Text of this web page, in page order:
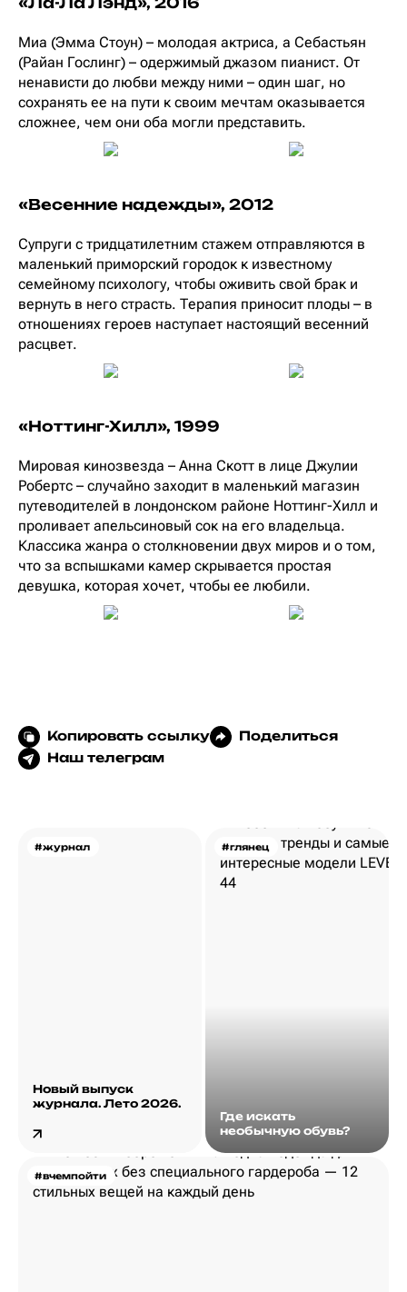
Миа (Эмма Стоун) – молодая актриса, а Себастьян
(Райан Гослинг) – одержимый джазом пианист. От
ненависти до любви между ними – один шаг, но
сохранять ее на пути к своим мечтам оказывается
сложнее, чем они оба могли представить.
«Весенние надежды», 2012
Супруги с тридцатилетним стажем отправляются в
маленький приморский городок к известному
семейному психологу, чтобы оживить свой брак и
вернуть в него страсть. Терапия приносит плоды – в
отношениях героев наступает настоящий весенний
расцвет.
«Ноттинг-Хилл», 1999
Мировая кинозвезда – Анна Скотт в лице Джулии
Робертс – случайно заходит в маленький магазин
путеводителей в лондонском районе Ноттинг-Хилл и
проливает апельсиновый сок на его владельца.
Классика жанра о столкновении двух миров и о том,
что за вспышками камер скрывается простая
девушка, которая хочет, чтобы ее любили.
Копировать ссылку
Поделиться
Наш телеграм
#журнал
Новый выпуск
журнала. Лето 2026.
#глянец
Где искать
необычную обувь?
#вчемпойти